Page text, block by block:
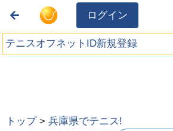
ログイン
テニスオフネットID新規登録
トップ >兵庫県でテニス!